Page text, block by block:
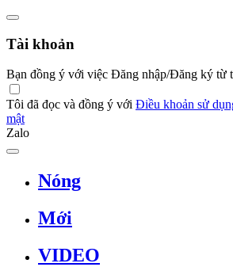
Tài khoản
Bạn đồng ý với việc Đăng nhập/Đăng ký từ
Tôi đã đọc và đồng ý với Điều khoản sử
mật
Zalo
Nóng
Mới
VIDEO